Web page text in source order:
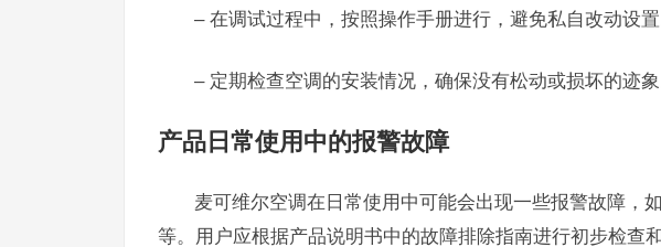
– 在调试过程中，按照操作手册进行，避免私自改动设置
– 定期检查空调的安装情况，确保没有松动或损坏的迹象
产品日常使用中的报警故障
麦可维尔空调在日常使用中可能会出现一些报警故障，
等。用户应根据产品说明书中的故障排除指南进行初步检查和